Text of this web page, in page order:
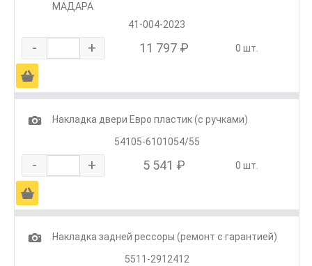
МАДАРА
41-004-2023
- + 11 797 ₽ 0 шт.
Ä
1
Накладка двери Евро пластик (с ручками)
54105-6101054/55
- + 5 541 ₽ 0 шт.
Ä
1
Накладка задней рессоры (ремонт с гарантией)
5511-2912412